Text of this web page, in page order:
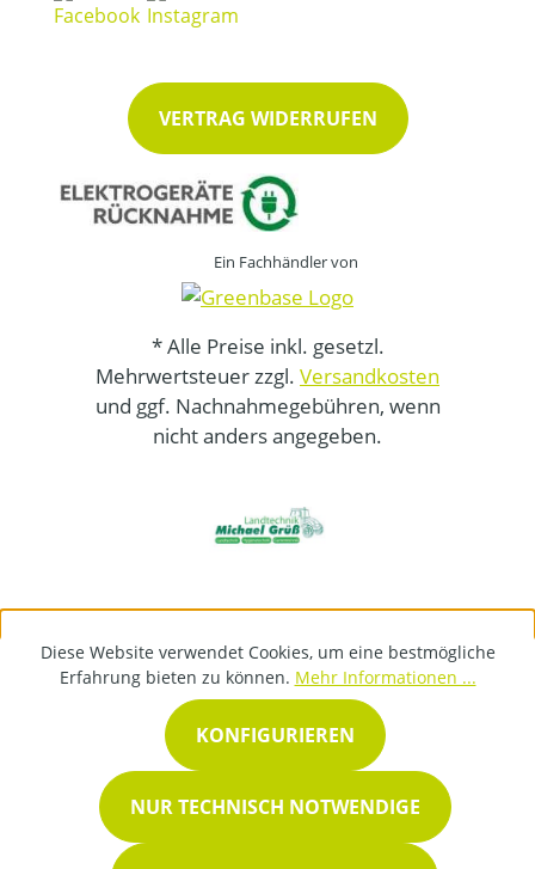
VERTRAG WIDERRUFEN
Ein Fachhändler von
* Alle Preise inkl. gesetzl.
Mehrwertsteuer zzgl. Versandkosten
und ggf. Nachnahmegebühren, wenn
nicht anders angegeben.
Diese Website verwendet Cookies, um eine bestmögliche
Erfahrung bieten zu können. Mehr Informationen ...
NUR TECHNISCH NOTWENDIGE
KONFIGURIEREN